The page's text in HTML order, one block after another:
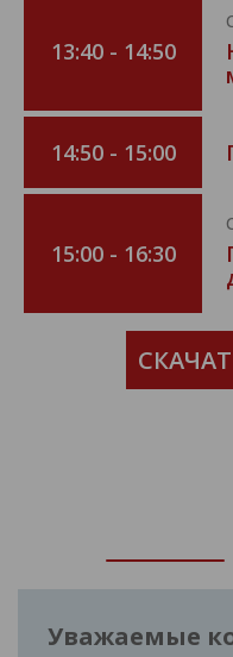
13:40 - 14:50
14:50 - 15:00
15:00 - 16:30
Уважаемые